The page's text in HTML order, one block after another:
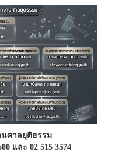
ศาลยุติธรรม
และ 02 515 3574